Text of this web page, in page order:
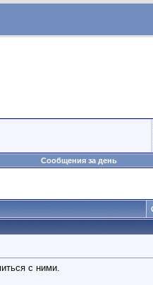
Сообщения за день
с ними.